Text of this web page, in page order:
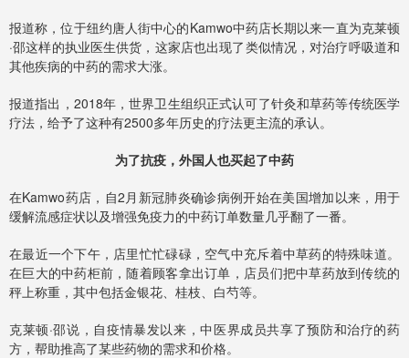
报道称，位于纽约唐人街中心的Kamwo中药店长期以来一直为克莱顿
·邵这样的执业医生供货，这家店也出现了类似情况，对治疗呼吸道和
其他疾病的中药的需求大涨。
报道指出，2018年，世界卫生组织正式认可了针灸和草药等传统医学
疗法，给予了这种有2500多年历史的疗法更主流的承认。
为了抗疫，外国人也买起了中药
在Kamwo药店，自2月新冠肺炎确诊病例开始在美国增加以来，用于
缓解流感症状以及增强免疫力的中药订单数量几乎翻了一番。
在最近一个下午，店里忙忙碌碌，空气中充斥着中草药的特殊味道。
在巨大的中药柜前，随着顾客拿出订单，店员们把中草药放到传统的
秤上称重，其中包括金银花、桂枝、白芍等。
克莱顿·邵说，自疫情暴发以来，中医界成员共享了预防和治疗的药
方，帮助推高了某些药物的需求和价格。